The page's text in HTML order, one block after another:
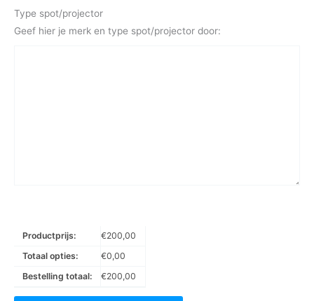
Type spot/projector
Geef hier je merk en type spot/projector door:
Productprijs: €200,00
Totaal opties:
€0,00
Bestelling totaal:
€200,00